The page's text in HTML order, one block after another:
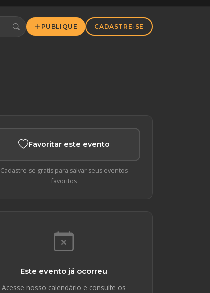
PUBLIQUE CADASTRE-SE
Favoritar este evento
Cadastre-se gratis para salvar seus eventos
favoritos
Este evento já ocorreu
Acesse nosso calendário e consulte os